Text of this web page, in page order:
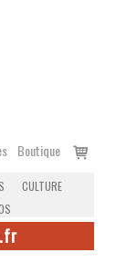
Boutique
Voir
CULTURE